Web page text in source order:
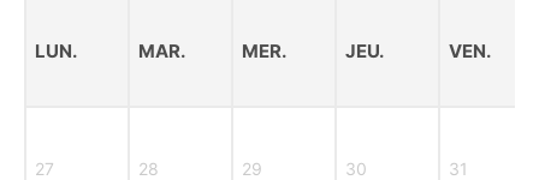
LUN. MAR. MER. JEU. VEN.
27 28 29 30 31